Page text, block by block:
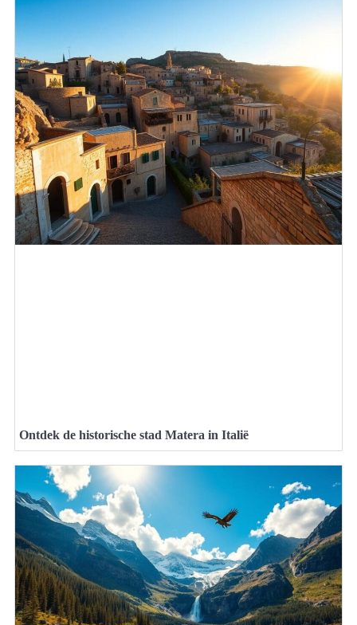
Ontdek de historische stad Matera in Italië